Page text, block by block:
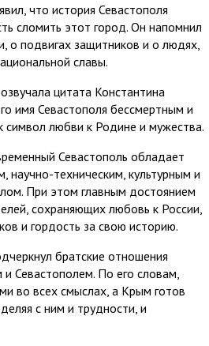
что история Севастополя
сломить этот город. Он напомнил
о подвигах защитников и о людях,
славы.
цитата Константина
имя Севастополя бессмертным и
символ любви к Родине и мужества.
Севастополь обладает
научно-техническим, культурным и
При этом главным достоянием
сохраняющих любовь к России,
и гордость за свою историю.
братские отношения
Севастополем. По его словам,
во всех смыслах, а Крым готов
с ним и трудности, и